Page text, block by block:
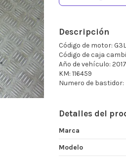
Descripción
Código de motor:
Código de caja
Año de vehículo: 2017
KM: 116459
Numero de bastidor:
Detalles del
Marca
Modelo